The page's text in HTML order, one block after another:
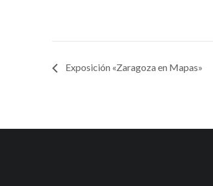
Exposición «Zaragoza en Mapas»